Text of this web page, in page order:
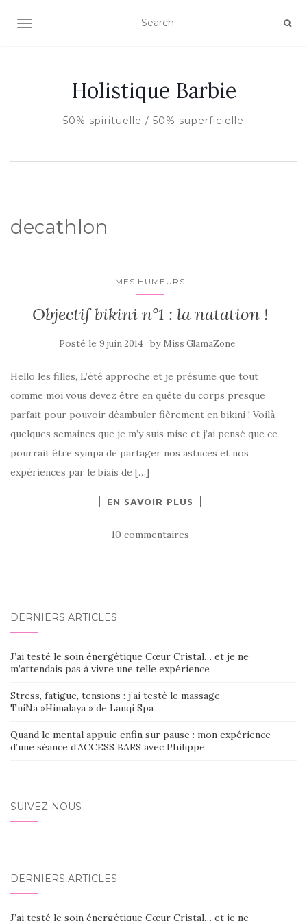
AFFICHER/MASQUER LA NAVIGATION
Holistique Barbie
50% spirituelle / 50% superficielle
decathlon
MES HUMEURS
Objectif bikini n°1 : la natation !
Posté le 9 juin 2014 by Miss GlamaZone
Hello les filles, L’été approche et je présume que tout
comme moi vous devez être en quête du corps presque
parfait pour pouvoir déambuler fièrement en bikini ! Voilà
quelques semaines que je m’y suis mise et j’ai pensé que ce
pourrait être sympa de partager nos astuces et nos
expériences par le biais de […]
EN SAVOIR PLUS
10 commentaires
DERNIERS ARTICLES
J’ai testé le soin énergétique Cœur Cristal… et je ne
m’attendais pas à vivre une telle expérience
Stress, fatigue, tensions : j’ai testé le massage
TuiNa »Himalaya » de Lanqi Spa
Quand le mental appuie enfin sur pause : mon expérience
d’une séance d’ACCESS BARS avec Philippe
SUIVEZ-NOUS
DERNIERS ARTICLES
J’ai testé le soin énergétique Cœur Cristal… et je ne